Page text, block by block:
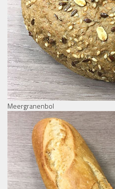
Meergranenbol